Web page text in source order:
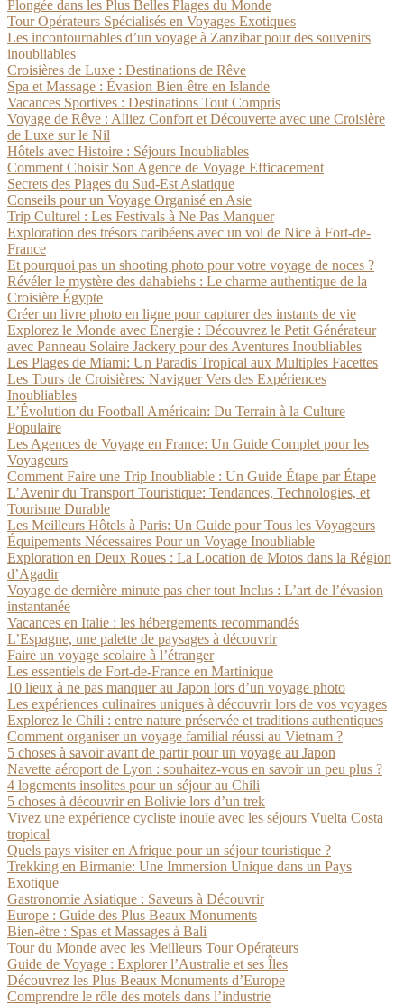
Plongée dans les Plus Belles Plages du Monde
Tour Opérateurs Spécialisés en Voyages Exotiques
Les incontournables d’un voyage à Zanzibar pour des souvenirs
inoubliables
Croisières de Luxe : Destinations de Rêve
Spa et Massage : Évasion Bien-être en Islande
Vacances Sportives : Destinations Tout Compris
Voyage de Rêve : Alliez Confort et Découverte avec une Croisière
de Luxe sur le Nil
Hôtels avec Histoire : Séjours Inoubliables
Comment Choisir Son Agence de Voyage Efficacement
Secrets des Plages du Sud-Est Asiatique
Conseils pour un Voyage Organisé en Asie
Trip Culturel : Les Festivals à Ne Pas Manquer
Exploration des trésors caribéens avec un vol de Nice à Fort-de-
France
Et pourquoi pas un shooting photo pour votre voyage de noces ?
Révéler le mystère des dahabiehs : Le charme authentique de la
Croisière Égypte
Créer un livre photo en ligne pour capturer des instants de vie
Explorez le Monde avec Énergie : Découvrez le Petit Générateur
avec Panneau Solaire Jackery pour des Aventures Inoubliables
Les Plages de Miami: Un Paradis Tropical aux Multiples Facettes
Les Tours de Croisières: Naviguer Vers des Expériences
Inoubliables
L’Évolution du Football Américain: Du Terrain à la Culture
Populaire
Les Agences de Voyage en France: Un Guide Complet pour les
Voyageurs
Comment Faire une Trip Inoubliable : Un Guide Étape par Étape
L’Avenir du Transport Touristique: Tendances, Technologies, et
Tourisme Durable
Les Meilleurs Hôtels à Paris: Un Guide pour Tous les Voyageurs
Équipements Nécessaires Pour un Voyage Inoubliable
Exploration en Deux Roues : La Location de Motos dans la Région
d’Agadir
Voyage de dernière minute pas cher tout Inclus : L’art de l’évasion
instantanée
Vacances en Italie : les hébergements recommandés
L’Espagne, une palette de paysages à découvrir
Faire un voyage scolaire à l’étranger
Les essentiels de Fort-de-France en Martinique
10 lieux à ne pas manquer au Japon lors d’un voyage photo
Les expériences culinaires uniques à découvrir lors de vos voyages
Explorez le Chili : entre nature préservée et traditions authentiques
Comment organiser un voyage familial réussi au Vietnam ?
5 choses à savoir avant de partir pour un voyage au Japon
Navette aéroport de Lyon : souhaitez-vous en savoir un peu plus ?
4 logements insolites pour un séjour au Chili
5 choses à découvrir en Bolivie lors d’un trek
Vivez une expérience cycliste inouïe avec les séjours Vuelta Costa
tropical
Quels pays visiter en Afrique pour un séjour touristique ?
Trekking en Birmanie: Une Immersion Unique dans un Pays
Exotique
Gastronomie Asiatique : Saveurs à Découvrir
Europe : Guide des Plus Beaux Monuments
Bien-être : Spas et Massages à Bali
Tour du Monde avec les Meilleurs Tour Opérateurs
Guide de Voyage : Explorer l’Australie et ses Îles
Découvrez les Plus Beaux Monuments d’Europe
Comprendre le rôle des motels dans l’industrie